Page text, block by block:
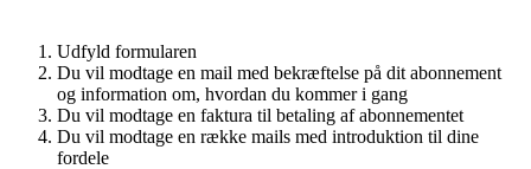
Udfyld formularen
Du vil modtage en mail med bekræftelse på dit abonnement
og information om, hvordan du kommer i gang
Du vil modtage en faktura til betaling af abonnementet
Du vil modtage en række mails med introduktion til dine
fordele